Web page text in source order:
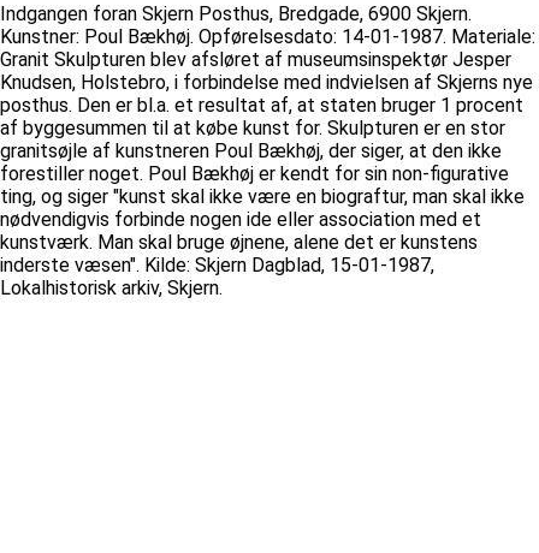
Indgangen foran Skjern Posthus, Bredgade, 6900 Skjern.
Kunstner: Poul Bækhøj. Opførelsesdato: 14-01-1987. Materiale:
Granit Skulpturen blev afsløret af museumsinspektør Jesper
Knudsen, Holstebro, i forbindelse med indvielsen af Skjerns nye
posthus. Den er bl.a. et resultat af, at staten bruger 1 procent
af byggesummen til at købe kunst for. Skulpturen er en stor
granitsøjle af kunstneren Poul Bækhøj, der siger, at den ikke
forestiller noget. Poul Bækhøj er kendt for sin non-figurative
ting, og siger "kunst skal ikke være en biograftur, man skal ikke
nødvendigvis forbinde nogen ide eller association med et
kunstværk. Man skal bruge øjnene, alene det er kunstens
inderste væsen". Kilde: Skjern Dagblad, 15-01-1987,
Lokalhistorisk arkiv, Skjern.